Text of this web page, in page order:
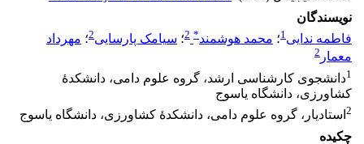
نویسندگان
فاطمه ندایی1؛ محمد هوشمند*
2؛ سیامک پارسایی2؛ مهرداد
معمار 2
1دانشجوی کارشناسی ارشد، گروه علوم دامی، دانشکدۀ
کشاورزی، دانشگاه یاسوج
2 استادیار، گروه علوم دامی، دانشکدۀ کشاورزی، دانشگاه یاسوج
چکیده